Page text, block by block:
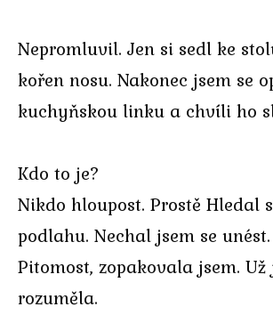
Nepromluvil. Jen si sedl ke
kořen nosu. Nakonec jsem se
kuchyňskou linku a chvíli ho
Kdo to je?
Nikdo hloupost. Prostě Hledal
podlahu. Nechal jsem se
Pitomost, zopakovala jsem. Už
rozuměla.